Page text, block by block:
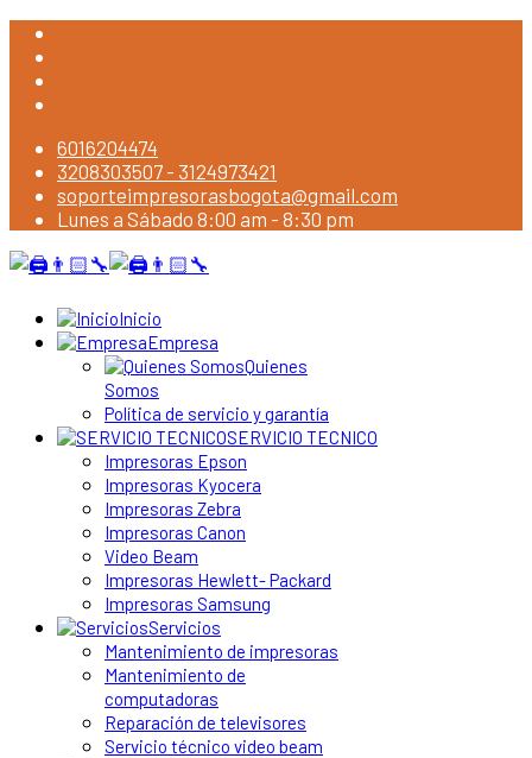
6016204474
3208303507 - 3124973421
soporteimpresorasbogota@gmail.com
Lunes a Sábado 8:00 am - 8:30 pm
Inicio
Empresa
Quienes
Somos
Política de servicio y garantía
SERVICIO TECNICO
Impresoras Epson
Impresoras Kyocera
Impresoras Zebra
Impresoras Canon
Video Beam
Impresoras Hewlett- Packard
Impresoras Samsung
Servicios
Mantenimiento de impresoras
Mantenimiento de
computadoras
Reparación de televisores
Servicio técnico video beam